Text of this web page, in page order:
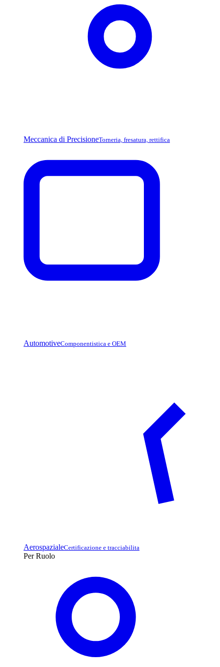
Meccanica di PrecisioneTorneria, fresatura, rettifica
AutomotiveComponentistica e OEM
AerospazialeCertificazione e tracciabilita
Per Ruolo